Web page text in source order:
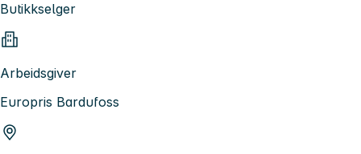
Butikkselger
Arbeidsgiver
Europris Bardufoss